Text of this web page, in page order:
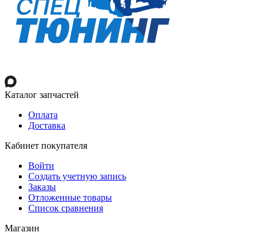
Каталог запчастей
Оплата
Доставка
Кабинет покупателя
Войти
Создать учетную запись
Заказы
Отложенные товары
Список сравнения
Магазин